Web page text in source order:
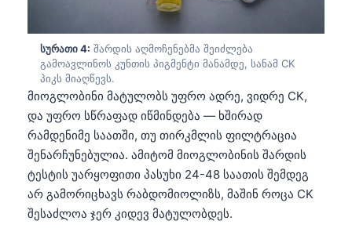
სურათი 4: შარდის აღმოჩენებმა შეიძლება
გამოავლინოს კუნთის პიგმენტი მანამდე, სანამ CK
პიკს მიაღწევს.
მიოგლობინი მატულობს უფრო ადრე, ვიდრე CK,
და უფრო სწრაფად იწმინდება — ხშირად
რამდენიმე საათში, თუ თირკმლის ფილტრაცია
შენარჩუნებულია. ამიტომ მიოგლობინის შარდის
ტესტის უარყოფითი პასუხი 24-48 საათის შემდეგ
არ გამორიცხავს რაბდომიოლიზს, მაშინ როცა CK
შესაძლოა ჯერ კიდევ მატულობდეს.